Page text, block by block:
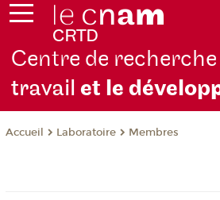
Centre de recherche
travailet le dévelop
Accueil Laboratoire Membres